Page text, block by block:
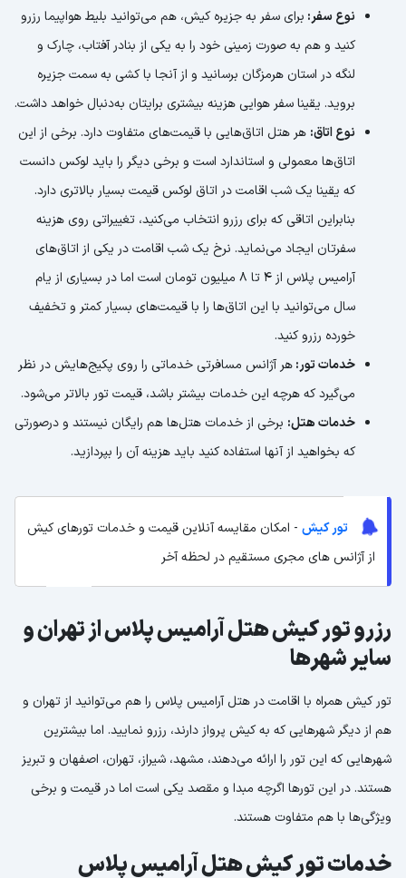
نوع سفر: برای سفر به جزیره کیش، هم می‌توانید بلیط هواپیما رزرو
کنید و هم به صورت زمینی خود را به یکی از بنادر آفتاب، چارک و
لنگه در استان هرمزگان برسانید و از آنجا با کشی به سمت جزیره
بروید. یقینا سفر هوایی هزینه بیشتری برایتان به‌دنبال خواهد داشت.
نوع اتاق: هر هتل اتاق‌هایی با قیمت‌های متفاوت دارد. برخی از این
اتاق‌ها معمولی و استاندارد است و برخی دیگر را باید لوکس دانست
که یقینا یک شب اقامت در اتاق لوکس قیمت بسیار بالاتری دارد.
بنابراین اتاقی که برای رزرو انتخاب می‌کنید، تغییراتی روی هزینه
سفرتان ایجاد می‌نماید. نرخ یک شب اقامت در یکی از اتاق‌های
آرامیس پلاس از 4 تا 8 میلیون تومان است اما در بسیاری از یام
سال می‌توانید با این اتاق‌ها را با قیمت‌های بسیار کمتر و تخفیف
خورده رزرو کنید.
خدمات تور:هر آژانس مسافرتی خدماتی را روی پکیج‌هایش در نظر
می‌گیرد که هرچه این خدمات بیشتر باشد، قیمت تور بالاتر می‌شود.
خدمات هتل: برخی از خدمات هتل‌ها هم رایگان نیستند و درصورتی
که بخواهید از آنها استفاده کنید باید هزینه آن را بپردازید.
تور کیش - امکان مقایسه آنلاین قیمت و خدمات تورهای کیش
از آژانس های مجری مستقیم در لحظه آخر
رزرو تور کیش هتل آرامیس پلاس از تهران و
سایر شهرها
تور کیش همراه با اقامت در هتل آرامیس پلاس را هم می‌توانید از تهران و
هم از دیگر شهرهایی که به کیش پرواز دارند، رزرو نمایید. اما بیشترین
شهرهایی که این تور را ارائه می‌دهند، مشهد، شیراز، تهران، اصفهان و تبریز
هستند. در این تورها اگرچه مبدا و مقصد یکی است اما در قیمت و برخی
ویژگی‌ها با هم متفاوت هستند.
خدمات تور کیش هتل آرامیس پلاس